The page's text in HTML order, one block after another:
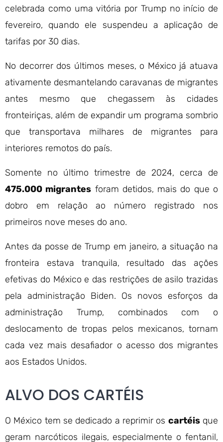
celebrada como uma vitória por Trump no início de
fevereiro, quando ele suspendeu a aplicação de
tarifas por 30 dias.
No decorrer dos últimos meses, o México já atuava
ativamente desmantelando caravanas de migrantes
antes mesmo que chegassem às cidades
fronteiriças, além de expandir um programa sombrio
que transportava milhares de migrantes para
interiores remotos do país.
Somente no último trimestre de 2024, cerca de
475.000 migrantes foram detidos, mais do que o
dobro em relação ao número registrado nos
primeiros nove meses do ano.
Antes da posse de Trump em janeiro, a situação na
fronteira estava tranquila, resultado das ações
efetivas do México e das restrições de asilo trazidas
pela administração Biden. Os novos esforços da
administração Trump, combinados com o
deslocamento de tropas pelos mexicanos, tornam
cada vez mais desafiador o acesso dos migrantes
aos Estados Unidos.
ALVO DOS CARTÉIS
O México tem se dedicado a reprimir os cartéisque
geram narcóticos ilegais, especialmente o fentanil,